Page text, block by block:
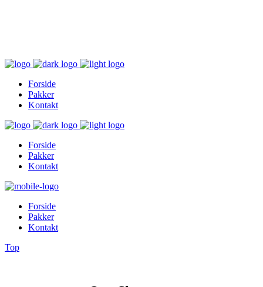
Forside
Pakker
Kontakt
Forside
Pakker
Kontakt
Forside
Pakker
Kontakt
Top